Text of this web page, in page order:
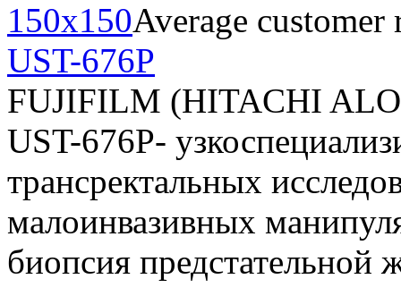
Average customer
UST-676P
FUJIFILM (HITACHI
UST-676P-
трансректальных
малоинвазивных
биопсия предстательной